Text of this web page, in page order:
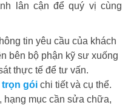
lân cận để quý vị cùng
tin yêu cầu của khách
bên bộ phận kỹ sư xuống
thực tế để tư vấn.
trọn gói chi tiết và cụ thể.
hạng mục cần sửa chữa,